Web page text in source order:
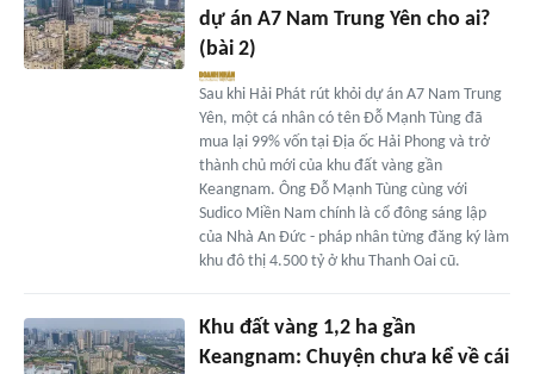
dự án A7 Nam Trung Yên cho ai?
(bài 2)
Sau khi Hải Phát rút khỏi dự án A7 Nam Trung
Yên, một cá nhân có tên Đỗ Mạnh Tùng đã
mua lại 99% vốn tại Địa ốc Hải Phong và trở
thành chủ mới của khu đất vàng gần
Keangnam. Ông Đỗ Mạnh Tùng cùng với
Sudico Miền Nam chính là cổ đông sáng lập
của Nhà An Đức - pháp nhân từng đăng ký làm
khu đô thị 4.500 tỷ ở khu Thanh Oai cũ.
Khu đất vàng 1,2 ha gần
Keangnam: Chuyện chưa kể về cái